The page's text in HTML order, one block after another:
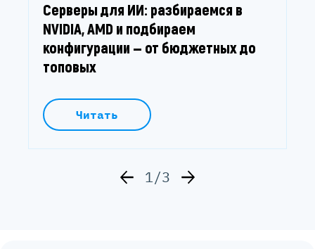
Серверы для ИИ: разбираемся в
NVIDIA, AMD и подбираем
конфигурации — от бюджетных до
топовых
Читать
1/3